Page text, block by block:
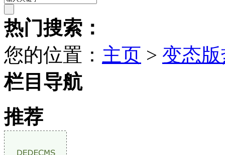
热门搜索：
您的位置： 主页 > 变态
栏目导航
推荐